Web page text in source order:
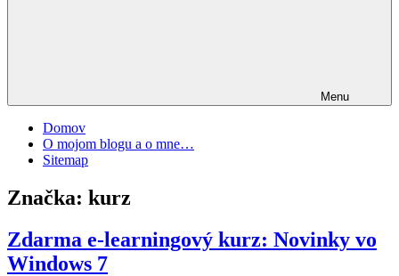
Menu
Domov
O mojom blogu a o mne…
Sitemap
Značka: kurz
Zdarma e-learningový kurz: Novinky vo
Windows 7